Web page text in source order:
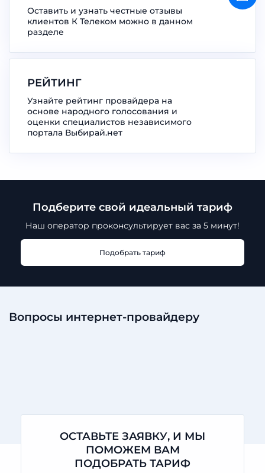
Оставить и узнать честные отзывы
клиентов К Телеком можно в данном
разделе
РЕЙТИНГ
Узнайте рейтинг провайдера на
основе народного голосования и
оценки специалистов независимого
портала Выбирай.нет
Подберите свой идеальный тариф
Наш оператор проконсультирует вас за 5 минут!
Подобрать тариф
Вопросы интернет-провайдеру
ОСТАВЬТЕ ЗАЯВКУ, И МЫ
ПОМОЖЕМ ВАМ
ПОДОБРАТЬ ТАРИФ